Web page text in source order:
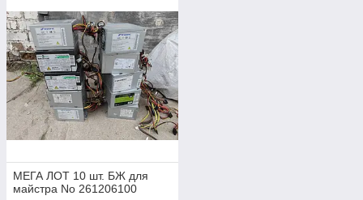
МЕГА ЛОТ 10 шт. БЖ для
майстра No 261206100